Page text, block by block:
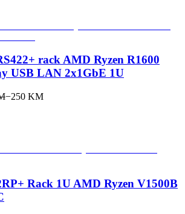
rack AMD Ryzen R1600
USB LAN 2x1GbE 1U
−250KM
Rack 1U AMD Ryzen V1500B